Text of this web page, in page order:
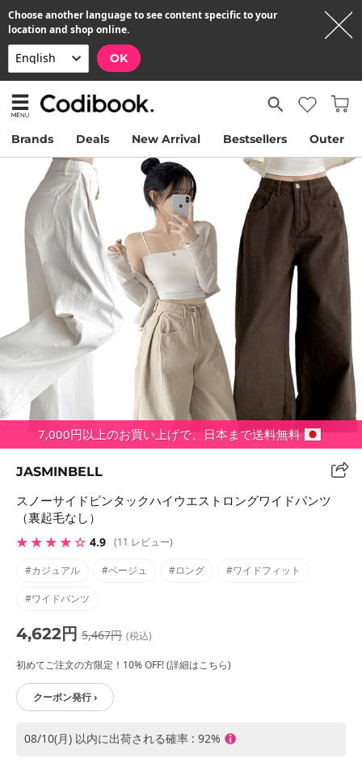
Choose another language to see content specific to your
location and shop online.
OK
Brands Deals New Arrival Bestsellers Outer
7,000円以上のお買い上げで、日本まで送料無料
JASMINBELL
スノーサイドピンタックハイウエストロングワイドパンツ
（裏起毛なし）
★ ★ ★ ★ ☆ 4.9 (11 レビュー)
#カジュアル #ベージュ #ロング #ワイドフィット
#ワイドパンツ
4,622円 5,467円 (税込)
初めてご注文の方限定！10% OFF! (詳細はこちら)
クーポン発行 ›
08/10(月) 以内に出荷される確率 : 92%